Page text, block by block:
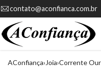
contato@aconfianca.com.br
AConfiança Joia Corrente